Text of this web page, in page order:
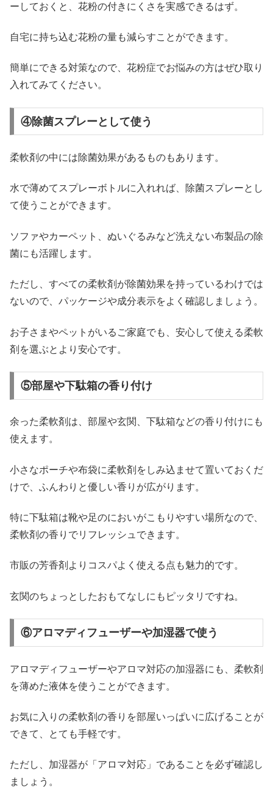
ーしておくと、花粉の付きにくさを実感できるはず。
自宅に持ち込む花粉の量も減らすことができます。
簡単にできる対策なので、花粉症でお悩みの方はぜひ取り
入れてみてください。
④除菌スプレーとして使う
柔軟剤の中には除菌効果があるものもあります。
水で薄めてスプレーボトルに入れれば、除菌スプレーとし
て使うことができます。
ソファやカーペット、ぬいぐるみなど洗えない布製品の除
菌にも活躍します。
ただし、すべての柔軟剤が除菌効果を持っているわけでは
ないので、パッケージや成分表示をよく確認しましょう。
お子さまやペットがいるご家庭でも、安心して使える柔軟
剤を選ぶとより安心です。
⑤部屋や下駄箱の香り付け
余った柔軟剤は、部屋や玄関、下駄箱などの香り付けにも
使えます。
小さなポーチや布袋に柔軟剤をしみ込ませて置いておくだ
けで、ふんわりと優しい香りが広がります。
特に下駄箱は靴や足のにおいがこもりやすい場所なので、
柔軟剤の香りでリフレッシュできます。
市販の芳香剤よりコスパよく使える点も魅力的です。
玄関のちょっとしたおもてなしにもピッタリですね。
⑥アロマディフューザーや加湿器で使う
アロマディフューザーやアロマ対応の加湿器にも、柔軟剤
を薄めた液体を使うことができます。
お気に入りの柔軟剤の香りを部屋いっぱいに広げることが
できて、とても手軽です。
ただし、加湿器が「アロマ対応」であることを必ず確認し
ましょう。